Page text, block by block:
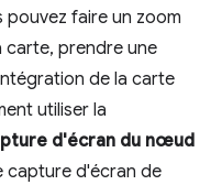
faire un zoom
carte, prendre une
de la carte
utiliser la
d'écran du nœud
capture d'écran de